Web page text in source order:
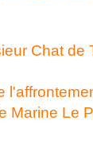
Chat de
Marine Le